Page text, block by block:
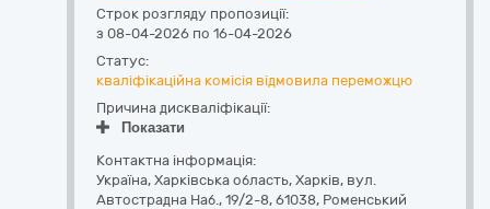
Строк розгляду пропозиції:
з 08-04-2026 по 16-04-2026
Статус:
кваліфікаційна комісія відмовила переможцю
Причина дискваліфікації:
Показати
Контактна інформація:
Україна, Харківська область, Харків, вул.
Автострадна Наб., 19/2-8, 61038, Роменський